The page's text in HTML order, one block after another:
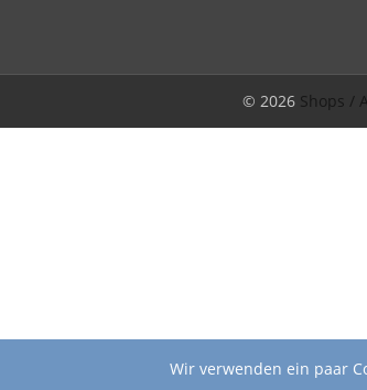
© 2026 Shops /
Wir verwenden ein paar